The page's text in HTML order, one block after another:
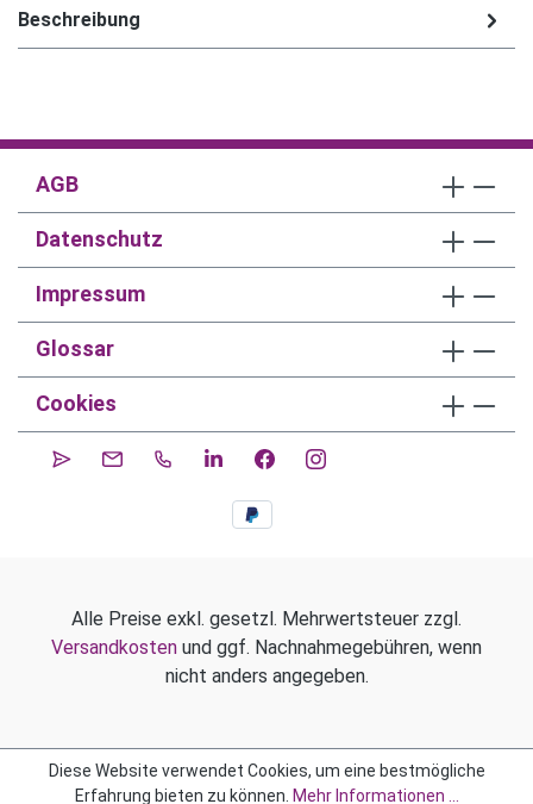
Beschreibung
AGB
Datenschutz
Impressum
Glossar
Cookies
Alle Preise exkl. gesetzl. Mehrwertsteuer zzgl.
Versandkosten und ggf. Nachnahmegebühren, wenn
nicht anders angegeben.
Diese Website verwendet Cookies, um eine bestmögliche
Erfahrung bieten zu können. Mehr Informationen ...